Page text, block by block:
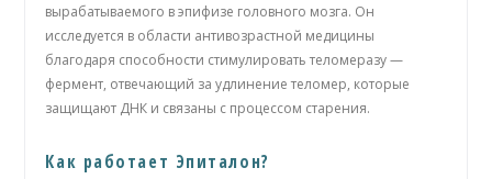
вырабатываемого в эпифизе головного мозга. Он
исследуется в области антивозрастной медицины
благодаря способности стимулировать теломеразу —
фермент, отвечающий за удлинение теломер, которые
защищают ДНК и связаны с процессом старения.
Как работает Эпиталон?